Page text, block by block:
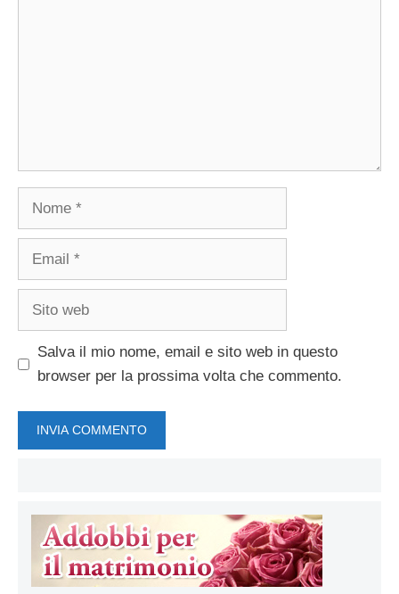
Nome
Email
Sito
Salva il mio nome, email e sito web in questo
browser per la prossima volta che commento.